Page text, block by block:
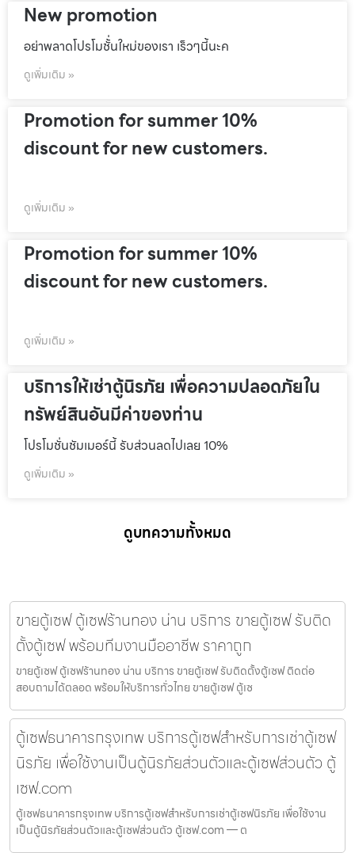
New promotion
อย่าพลาดโปรโมชั้่นใหม่ของเรา เร็วๆนี้นะค
ดูเพิ่มเติม »
Promotion for summer 10%
discount for new customers.
ดูเพิ่มเติม »
Promotion for summer 10%
discount for new customers.
ดูเพิ่มเติม »
บริการให้เช่าตู้นิรภัย เพื่อความปลอดภัยใน
ทรัพย์สินอันมีค่าของท่าน
โปรโมชั่นชัมเมอร์นี้ รับส่วนลดไปเลย 10%
ดูเพิ่มเติม »
ดูบทความทั้งหมด
ขายตู้เซฟ ตู้เซฟร้านทอง น่าน บริการ ขายตู้เซฟ รับติด
ตั้งตู้เซฟ พร้อมทีมงานมืออาชีพ ราคาถูก
ขายตู้เซฟ ตู้เซฟร้านทอง น่าน บริการ ขายตู้เซฟ รับติดตั้งตู้เซฟ ติดต่อ
สอบถามได้ตลอด พร้อมให้บริการทั่วไทย ขายตู้เซฟ ตู้เซ
ตู้เซฟธนาคารกรุงเทพ บริการตู้เซฟสำหรับการเช่าตู้เซฟ
นิรภัย เพื่อใช้งานเป็นตู้นิรภัยส่วนตัวและตู้เซฟส่วนตัว ตู้
เซฟ.com
ตู้เซฟธนาคารกรุงเทพ บริการตู้เซฟสำหรับการเช่าตู้เซฟนิรภัย เพื่อใช้งาน
เป็นตู้นิรภัยส่วนตัวและตู้เซฟส่วนตัว ตู้เซฟ.com — ต